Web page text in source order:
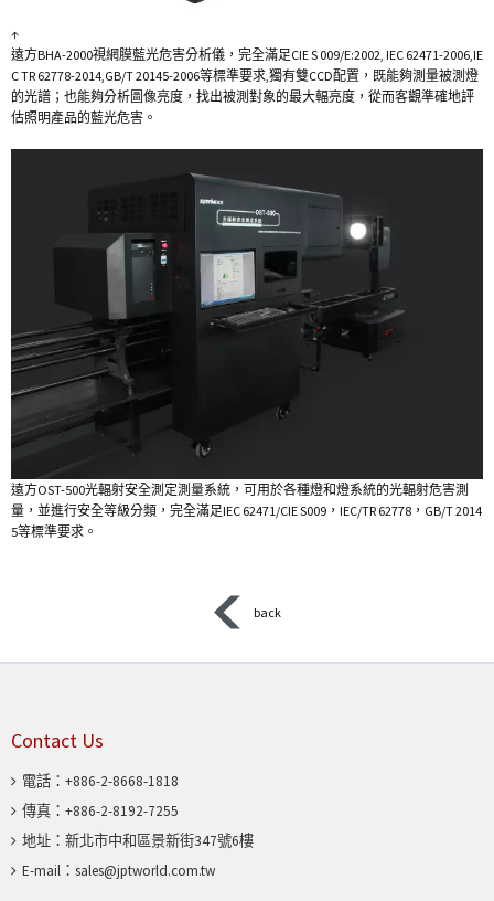
↑
遠方BHA-2000視網膜藍光危害分析儀，完全滿足CIE S 009/E:2002, IEC 62471-2006,IE
C TR 62778-2014,GB/T 20145-2006等標準要求,獨有雙CCD配置，既能夠測量被測燈
的光譜；也能夠分析圖像亮度，找出被測對象的最大輻亮度，從而客觀準確地評
估照明產品的藍光危害。
遠方OST-500光輻射安全測定測量系統，可用於各種燈和燈系統的光輻射危害測
量，並進行安全等級分類，完全滿足IEC 62471/CIE S009，IEC/TR 62778，GB/T 2014
5等標準要求。
back
Contact Us
電話： +886-2-8668-1818
傳真：+886-2-8192-7255
地址： 新北市中和區景新街347號6樓
E-mail： sales@jptworld.com.tw